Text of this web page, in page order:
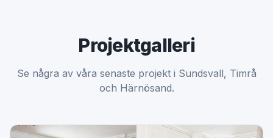
Projektgalleri
Se några av våra senaste projekt i Sundsvall, Timrå
och Härnösand.